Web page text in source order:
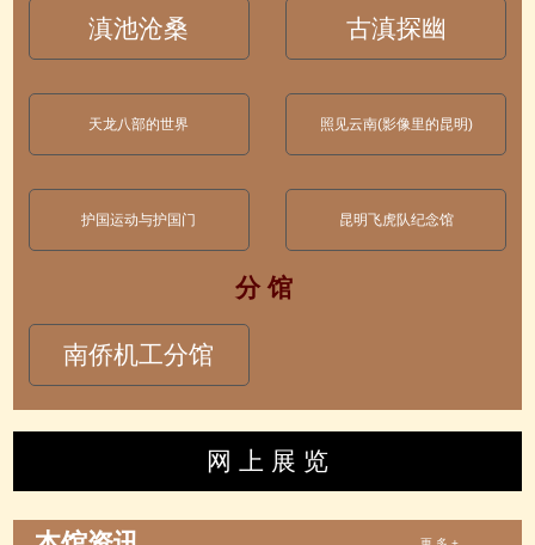
滇池沧桑 古滇探幽
天龙八部的世界 照见云南(影像里的昆明)
护国运动与护国门 昆明飞虎队纪念馆
分 馆
南侨机工分馆
网 上 展 览